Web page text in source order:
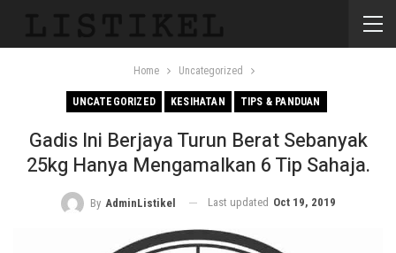
Home Uncategorized
UNCATEGORIZED KESIHATAN TIPS & PANDUAN
Gadis Ini Berjaya Turun Berat Sebanyak
25kg Hanya Mengamalkan 6 Tip Sahaja.
By AdminListikel Last updated Oct 19, 2019